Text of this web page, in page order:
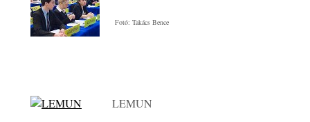
Fotó: Takács Bence
LEMUN